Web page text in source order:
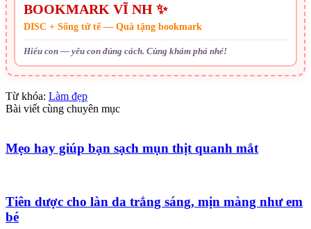
BOOKMARK VĨ NH ✨
DISC + Sống tử tế — Quà tặng bookmark
Hiểu con — yêu con đúng cách. Cùng khám phá nhé!
Từ khóa: Làm đẹp
Bài viết cùng chuyên mục
Mẹo hay giúp bạn sạch mụn thịt quanh mắt
Tiên dược cho làn da trắng sáng, mịn màng như em
bé